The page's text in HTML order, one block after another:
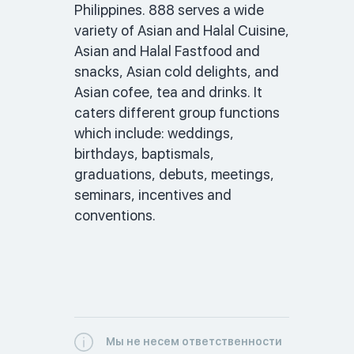
Philippines. 888 serves a wide
variety of Asian and Halal Cuisine,
Asian and Halal Fastfood and
snacks, Asian cold delights, and
Asian cofee, tea and drinks. It
caters different group functions
which include: weddings,
birthdays, baptismals,
graduations, debuts, meetings,
seminars, incentives and
conventions.
Мы не несем ответственности